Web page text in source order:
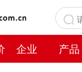
企业 产品